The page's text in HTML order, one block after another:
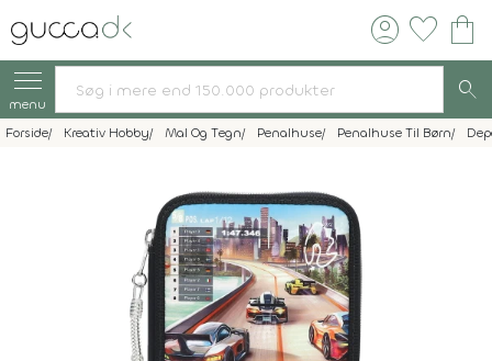
account_circle favorite shopping_bag
menu search
Forside Kreativ Hobby Mal Og Tegn Penalhuse Penalhuse Til Børn